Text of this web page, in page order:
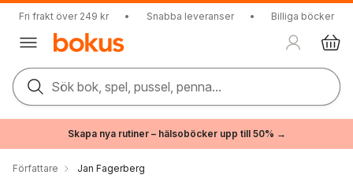
Fri frakt över 249 kr • Snabba leveranser • Billiga böcker
Sök bok, spel, pussel, penna...
Skapa nya rutiner – hälsoböcker upp till 50% →
Författare Jan Fagerberg